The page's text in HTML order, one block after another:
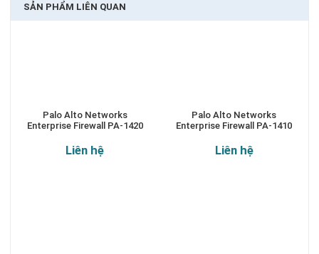
SẢN PHẨM LIÊN QUAN
Palo Alto Networks
Enterprise Firewall PA-1420
Liên hệ
Palo Alto Networks
Enterprise Firewall PA-1410
Liên hệ